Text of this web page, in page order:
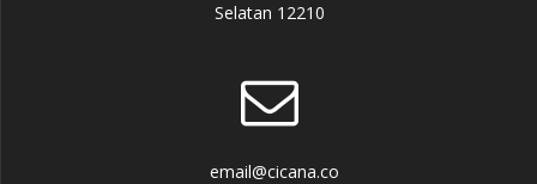
Selatan 12210
email@cicana.co